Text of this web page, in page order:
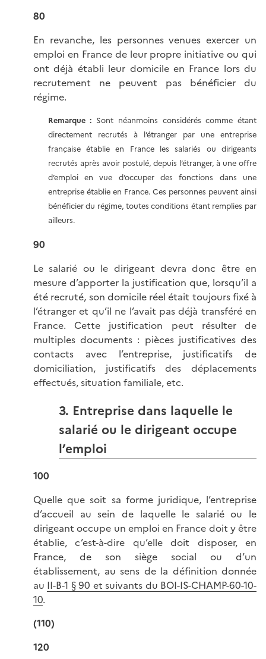
80
En revanche, les personnes venues exercer un
emploi en France de leur propre initiative ou qui
ont déjà établi leur domicile en France lors du
recrutement ne peuvent pas bénéficier du
régime.
Remarque : Sont néanmoins considérés comme étant
directement recrutés à l’étranger par une entreprise
française établie en France les salariés ou dirigeants
recrutés après avoir postulé, depuis l’étranger, à une offre
d’emploi en vue d’occuper des fonctions dans une
entreprise établie en France. Ces personnes peuvent ainsi
bénéficier du régime, toutes conditions étant remplies par
ailleurs.
90
Le salarié ou le dirigeant devra donc être en
mesure d’apporter la justification que, lorsqu’il a
été recruté, son domicile réel était toujours fixé à
l’étranger et qu’il ne l’avait pas déjà transféré en
France. Cette justification peut résulter de
multiples documents : pièces justificatives des
contacts avec l’entreprise, justificatifs de
domiciliation, justificatifs des déplacements
effectués, situation familiale, etc.
3. Entreprise dans laquelle le
salarié ou le dirigeant occupe
l’emploi
100
Quelle que soit sa forme juridique, l’entreprise
d’accueil au sein de laquelle le salarié ou le
dirigeant occupe un emploi en France doit y être
établie, c’est-à-dire qu’elle doit disposer, en
France, de son siège social ou d’un
établissement, au sens de la définition donnée
au II-B-1 § 90 et suivants du BOI-IS-CHAMP-60-10-
10.
(110)
120